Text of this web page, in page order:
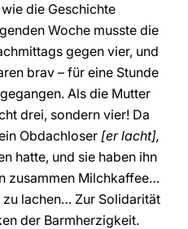
die Geschichte
Woche musste die
gegen vier, und
brav – für eine Stunde
Als die Mutter
drei, sondern vier! Da
Obdachloser [er lacht],
hatte, und sie haben ihn
zusammen Milchkaffee…
zu lachen… Zur Solidarität
der Barmherzigkeit.